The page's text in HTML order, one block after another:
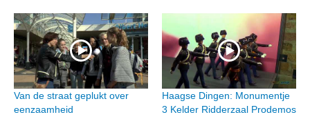
Van de straat geplukt over
eenzaamheid
Haagse Dingen: Monumentje
3 Kelder Ridderzaal Prodemos